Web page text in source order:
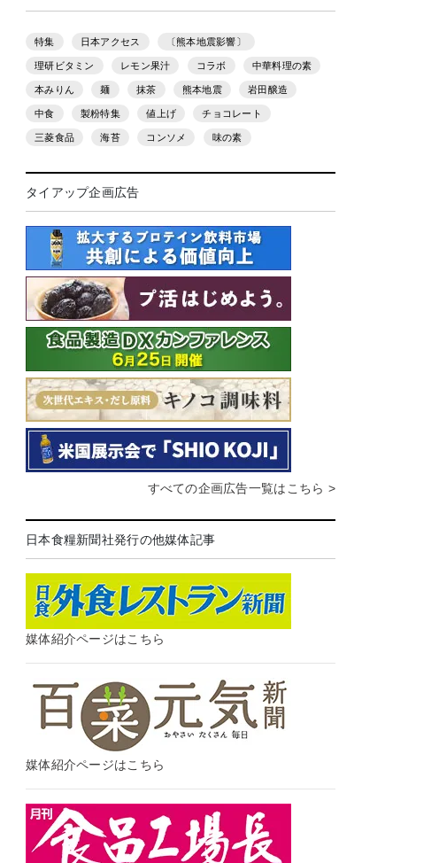
特集 日本アクセス 〔熊本地震影響〕
理研ビタミン レモン果汁 コラボ 中華料理の素
本みりん 麺 抹茶 熊本地震 岩田醸造
中食 製粉特集 値上げ チョコレート
三菱食品 海苔 コンソメ 味の素
タイアップ企画広告
すべての企画広告一覧はこちら >
日本食糧新聞社発行の他媒体記事
媒体紹介ページはこちら
媒体紹介ページはこちら